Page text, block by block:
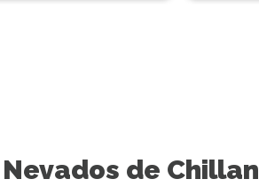
de Chillan